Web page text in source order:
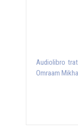
Audiolibro
Omraam